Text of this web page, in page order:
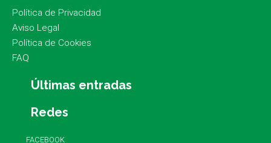
Política de Privacidad
Aviso Legal
Política de Cookies
FAQ
Últimas entradas
Redes
FACEBOOK